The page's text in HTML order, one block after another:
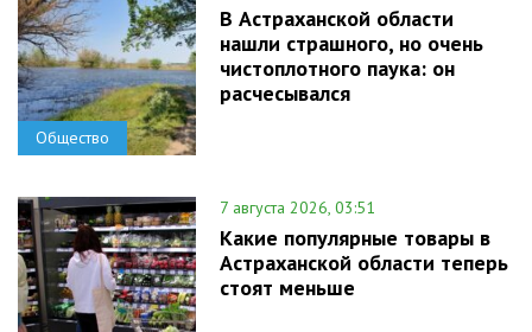
Общество
В Астраханской области
нашли страшного, но очень
чистоплотного паука: он
расчесывался
7 августа 2026, 03:51
Какие популярные товары в
Астраханской области теперь
стоят меньше